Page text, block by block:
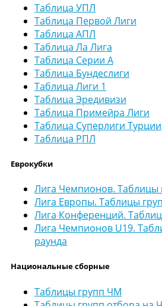
Таблица УПЛ
Таблица Первой Лиги
Таблица АПЛ
Таблица Ла Лига
Таблица Серии А
Таблица Бундеслиги
Таблица Лиги 1
Таблица Эредивизи
Таблица Примейра Лиги
Таблица Суперлиги Турции
Таблица РПЛ
Еврокубки
Лига Чемпионов. Таблицы
Лига Европы. Таблицы
Лига Конференций.
Лига Чемпионов U19.
раунда
Национальные сборные
Таблицы групп ЧМ